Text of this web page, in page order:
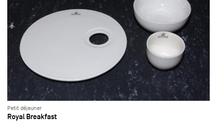
Petit déjeuner
Royal Breakfast